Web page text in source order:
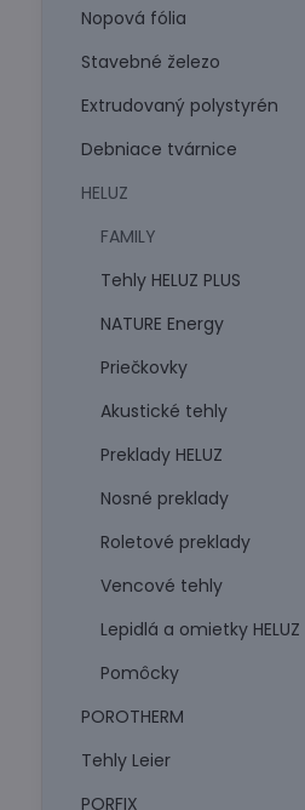
Nopová fólia
Stavebné železo
Extrudovaný polystyrén
Debniace tvárnice
HELUZ
FAMILY
Tehly HELUZ PLUS
NATURE Energy
Priečkovky
Akustické tehly
Preklady HELUZ
Nosné preklady
Roletové preklady
Vencové tehly
Lepidlá a omietky HELUZ
Pomôcky
POROTHERM
Tehly Leier
PORFIX